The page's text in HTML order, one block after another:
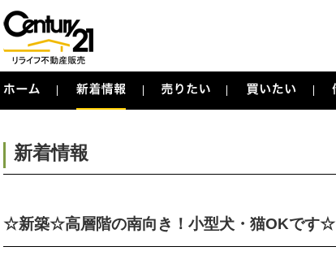
新着情報
☆新築☆高層階の南向き！小型犬・猫OKです☆